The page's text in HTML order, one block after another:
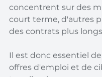
concentrent sur des
court terme, d'autres
des contrats plus
Il est donc essentiel
offres d'emploi et de